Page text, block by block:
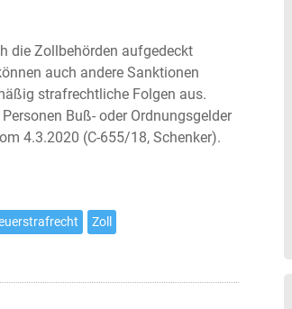
die Zollbehörden aufgedeckt
auch andere Sanktionen
strafrechtliche Folgen aus.
Buß- oder Ordnungsgelder
4.3.2020 (C-655/18, Schenker).
Zoll